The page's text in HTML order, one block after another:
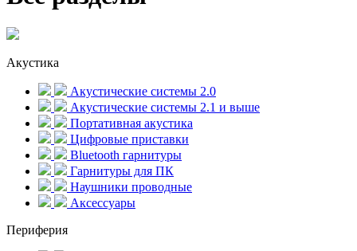
Акустика
Акустические системы 2.0
Акустические системы 2.1 и выше
Портативная акустика
Цифровые приставки
Bluetooth гарнитуры
Гарнитуры для ПК
Наушники проводные
Аксессуары
Периферия